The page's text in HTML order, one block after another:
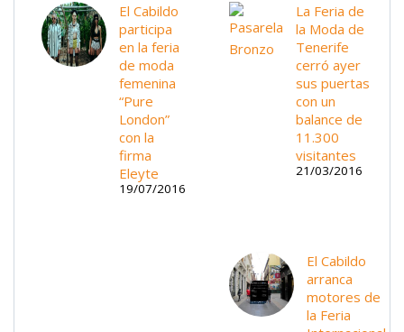
El Cabildo
participa
en la feria
de moda
femenina
“Pure
London”
con la
firma
Eleyte
19/07/2016
La Feria de
la Moda de
Tenerife
cerró ayer
sus puertas
con un
balance de
11.300
visitantes
21/03/2016
El Cabildo
arranca
motores de
la Feria